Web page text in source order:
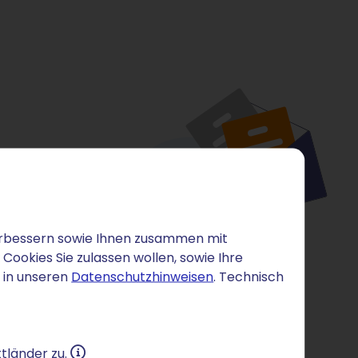
sowie Ihnen zusammen mit
Sie zulassen wollen, sowie Ihre
in unseren Datenschutzhinweisen. Technisch
zu.